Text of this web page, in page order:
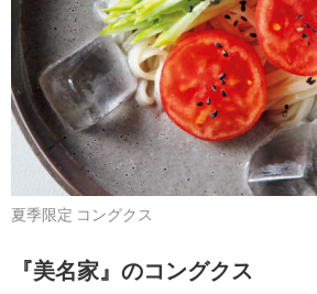
夏季限定 コングクス
『美名家』のコングクス